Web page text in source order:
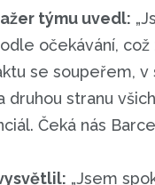
týmu uvedl:
očekávání,
se soupeřem,
druhou stranu
Čeká nás
„Jsem